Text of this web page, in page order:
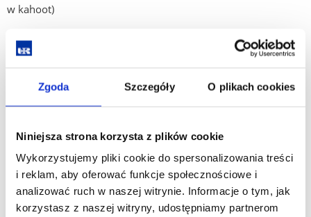
Zgoda Szczegóły O plikach cookies
Niniejsza strona korzysta z plików cookie
Wykorzystujemy pliki cookie do spersonalizowania treści
i reklam, aby oferować funkcje społecznościowe i
analizować ruch w naszej witrynie. Informacje o tym, jak
korzystasz z naszej witryny, udostępniamy partnerom
w kahoot)
- Чаепитие – herbata z samowara (pokaz rozpalania
samowara i degustacja herbaty).
Zajęcia nr 2 –
prowadzone przez Slawistyczne Koło Naukowe
alfabet słowiański) – wykonanie wizytówki
- „W krainie matrioszek, czyli świat kolorów i ozdób” –
własnoręczne malowanie i ozdabianie papierowej matrioszki,
rosyjskie koronki z papieru